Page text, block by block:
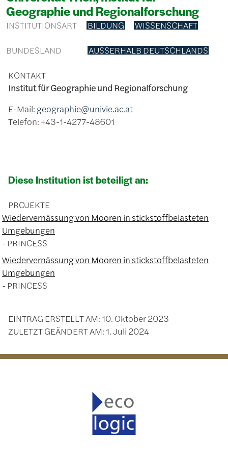
Geographie und Regionalforschung
INSTITUTIONSART BILDUNG WISSENSCHAFT
BUNDESLAND AUSSERHALB DEUTSCHLANDS
KONTAKT
Institut für Geographie und Regionalforschung
E-Mail: geographie@univie.ac.at
Telefon: +43-1-4277-48601
Diese Institution ist beteiligt an:
PROJEKTE
Wiedervernässung von Mooren in stickstoffbelasteten
Umgebungen
PRINCESS
Wiedervernässung von Mooren in stickstoffbelasteten
Umgebungen
PRINCESS
EINTRAG ERSTELLT AM:10. Oktober 2023
ZULETZT GEÄNDERT AM:1. Juli 2024